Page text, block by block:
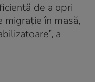
de a opri
în masă,
a